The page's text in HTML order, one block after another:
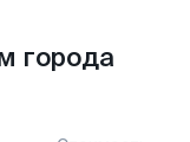
города